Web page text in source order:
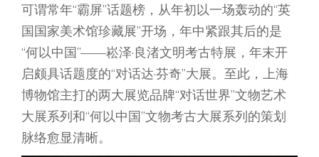
可谓常年“霸屏”话题榜，从年初以一场轰动的“英
国国家美术馆珍藏展”开场，年中紧跟其后的是
“何以中国”——崧泽·良渚文明考古特展，年末开
启颇具话题度的“对话达·芬奇”大展。至此，上海
博物馆主打的两大展览品牌“对话世界”文物艺术
大展系列和“何以中国”文物考古大展系列的策划
脉络愈显清晰。